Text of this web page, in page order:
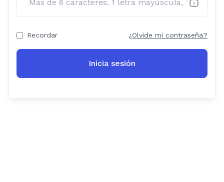
Recordar ¿Olvide mi contraseña?